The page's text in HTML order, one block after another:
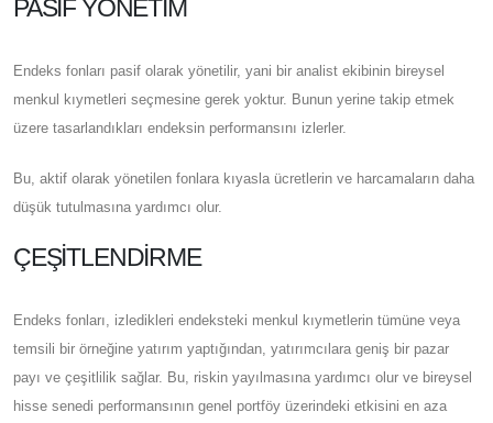
PASIF YÖNETIM
Endeks fonları pasif olarak yönetilir, yani bir analist ekibinin bireysel
menkul kıymetleri seçmesine gerek yoktur. Bunun yerine takip etmek
üzere tasarlandıkları endeksin performansını izlerler.
Bu, aktif olarak yönetilen fonlara kıyasla ücretlerin ve harcamaların daha
düşük tutulmasına yardımcı olur.
ÇEŞITLENDIRME
Endeks fonları, izledikleri endeksteki menkul kıymetlerin tümüne veya
temsili bir örneğine yatırım yaptığından, yatırımcılara geniş bir pazar
payı ve çeşitlilik sağlar. Bu, riskin yayılmasına yardımcı olur ve bireysel
hisse senedi performansının genel portföy üzerindeki etkisini en aza